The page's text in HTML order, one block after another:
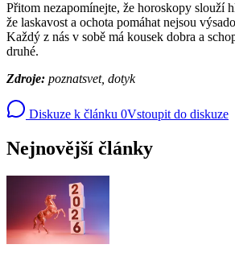
Přitom nezapomínejte, že horoskopy slouží
že laskavost a ochota pomáhat nejsou
Každý z nás v sobě má kousek dobra a
druhé.
Zdroje: poznatsvet, dotyk
Diskuze k článku 0Vstoupit do diskuze
Nejnovější články